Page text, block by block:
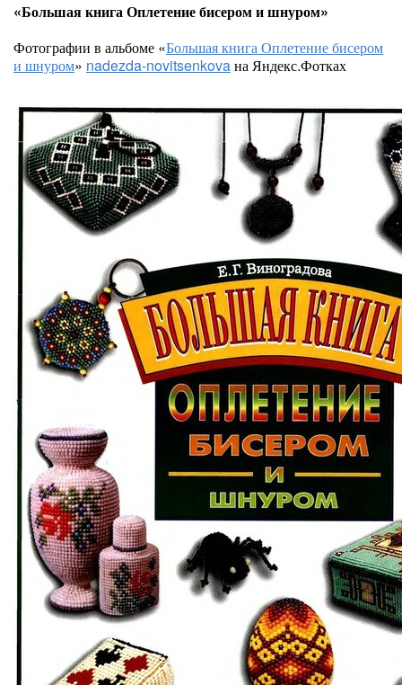
«Большая книга Оплетение бисером и шнуром»
Фотографии в альбоме «Большая книга Оплетение бисером
и шнуром» nadezda-novitsenkovaна Яндекс.Фотках